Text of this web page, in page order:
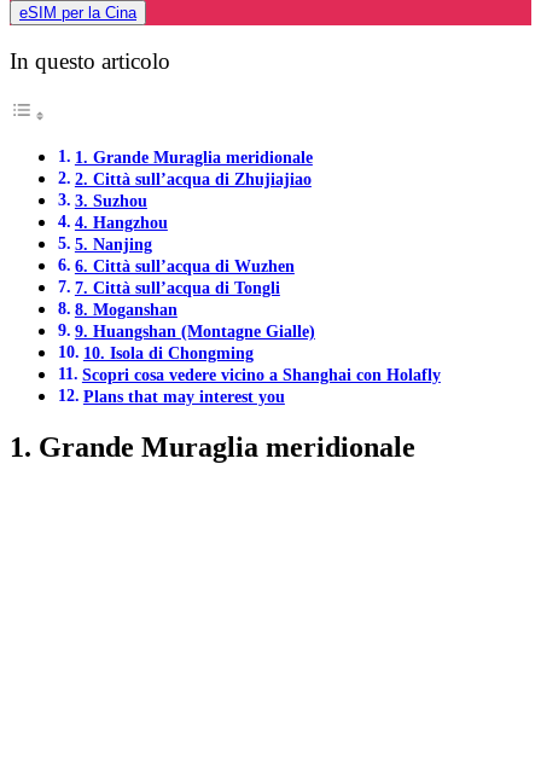
eSIM per la Cina
In questo articolo
1. Grande Muraglia meridionale
2. Città sull’acqua di Zhujiajiao
3. Suzhou
4. Hangzhou
5. Nanjing
6. Città sull’acqua di Wuzhen
7. Città sull’acqua di Tongli
8. Moganshan
9. Huangshan (Montagne Gialle)
10. Isola di Chongming
Scopri cosa vedere vicino a Shanghai con Holafly
Plans that may interest you
1. Grande Muraglia meridionale